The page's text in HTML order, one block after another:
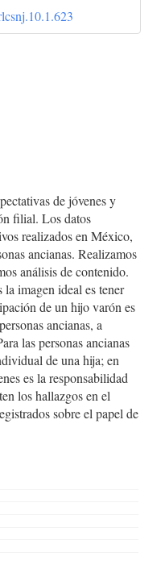
de jóvenes y
filial. Los datos
realizados en México,
ancianas. Realizamos
análisis de contenido.
la imagen ideal es tener
de un hijo varón es
ancianas, a
las personas ancianas
de una hija; en
es la responsabilidad
los hallazgos en el
sobre el papel de